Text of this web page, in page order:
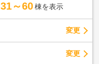
31～60 棟を表示
変更
変更